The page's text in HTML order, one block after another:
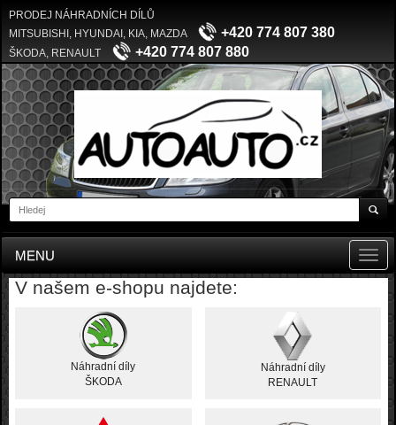
PRODEJ NÁHRADNÍCH DÍLŮ
MITSUBISHI, HYUNDAI, KIA, MAZDA
+420 774 807 380
ŠKODA, RENAULT +420 774 807 880
MENU
V našem e-shopu najdete:
Náhradní díly
ŠKODA
Náhradní díly
RENAULT